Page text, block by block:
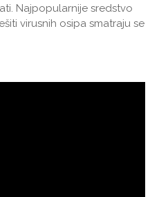
Najpopularnije sredstvo
virusnih osipa smatraju se